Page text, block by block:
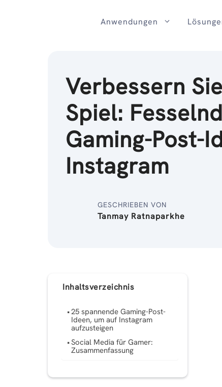
Anwendungen
Verbessern
Spiel:
Gaming-Post-
Instagram
GESCHRIEBEN VON
Tanmay Ratnaparkhe
Inhaltsverzeichnis
25 spannende Gaming-Post-
Ideen, um auf Instagram
aufzusteigen
Social Media für Gamer:
Zusammenfassung